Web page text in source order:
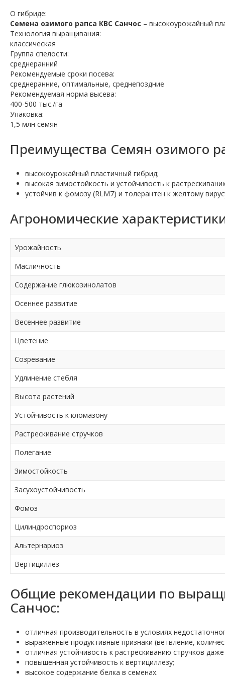
О гибриде:
Семена озимого рапса КВС Санчос – высокоурожайный
Технология выращивания:
классическая
Группа спелости:
среднеранний
Рекомендуемые сроки посева:
среднеранние, оптимальные, среднепоздние
Рекомендуемая норма высева:
400-500 тыс./га
Упаковка:
1,5 млн семян
Преимущества Семян озимого
высокоурожайный пластичный гибрид;
высокая зимостойкость и устойчивость к
устойчив к фомозу (RLM7) и толерантен к желтому
Агрономические
Урожайность
Масличность
Содержание глюкозинолатов
Осеннее развитие
Весеннее развитие
Цветение
Созревание
Удлинение стебля
Высота растений
Устойчивость к кломазону
Растрескивание стручков
Полегание
Зимостойкость
Засухоустойчивость
Фомоз
Цилиндроспориоз
Альтернариоз
Вертициллез
Общие рекомендации по
Санчос:
отличная производительность в условиях
выраженные продуктивные признаки (ветвление,
отличная устойчивость к растрескиванию стручков
повышенная устойчивость к вертициллезу;
высокое содержание белка в семенах.